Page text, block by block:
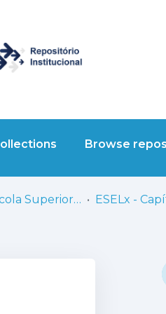
Browse
ESELx - Escola Superior de Educação de Lisboa